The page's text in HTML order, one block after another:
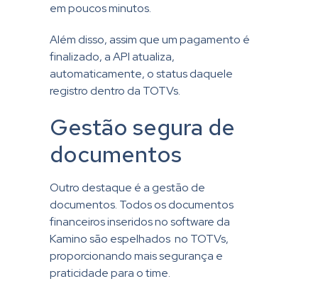
em poucos minutos.
Além disso, assim que um pagamento é
finalizado, a API atualiza,
automaticamente, o status daquele
registro dentro da TOTVs.
Gestão segura de
documentos
Outro destaque é a gestão de
documentos. Todos os documentos
financeiros inseridos no software da
Kamino são espelhados no TOTVs,
proporcionando mais segurança e
praticidade para o time.